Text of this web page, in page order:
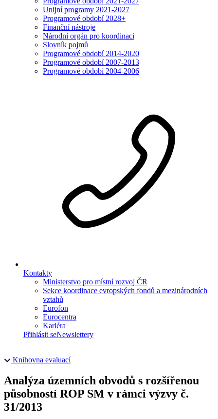
Unijní programy 2021-2027
Programové období 2028+
Finanční nástroje
Národní orgán pro koordinaci
Slovník pojmů
Programové období 2014-2020
Programové období 2007-2013
Programové období 2004-2006
Kontakty
Ministerstvo pro místní rozvoj ČR
Sekce koordinace evropských fondů a mezinárodních
vztahů
Eurofon
Eurocentra
Kariéra
Přihlásit seNewslettery
Knihovna evaluací
Analýza územních obvodů s rozšířenou
působností ROP SM v rámci výzvy č.
31/2013